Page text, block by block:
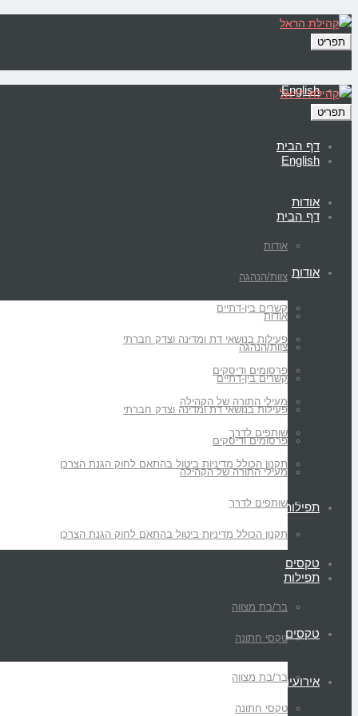
תפריט
English
דף הבית
אודות
אודות
צוות/הנהגה
קשרים בין-דתיים
פעילות בנושאי דת ומדינה וצדק חברתי
פרסומים ודיסקים
מעילי התורה של הקהילה
שותפים לדרך
תקנון הכולל מדיניות ביטול בהתאם לחוק הגנת הצרכן
תפילות
טקסים
בר/בת מצווה
טקסי חתונה
אירועים
תפריט
English
דף הבית
אודות
אודות
צוות/הנהגה
קשרים בין-דתיים
פעילות בנושאי דת ומדינה וצדק חברתי
פרסומים ודיסקים
מעילי התורה של הקהילה
שותפים לדרך
תקנון הכולל מדיניות ביטול בהתאם לחוק הגנת הצרכן
תפילות
טקסים
בר/בת מצווה
טקסי חתונה